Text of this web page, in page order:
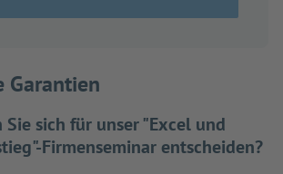
Garantien
sich für unser "Excel und
Firmenseminar entscheiden?